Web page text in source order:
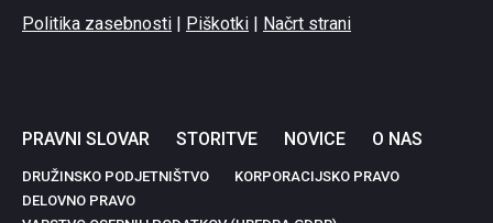
Politika zasebnosti | Piškotki | Načrt strani
PRAVNI SLOVAR STORITVE NOVICE O NAS
DRUŽINSKO PODJETNIŠTVO
KORPORACIJSKO PRAVO
DELOVNO PRAVO